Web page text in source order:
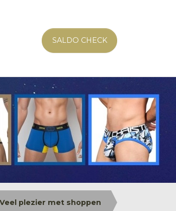
SALDO CHECK
plezier met shoppen